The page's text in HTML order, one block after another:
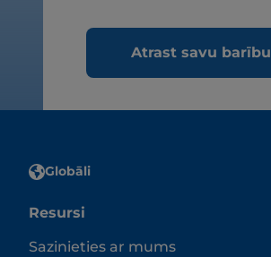
Atrast savu barību
Globāli
Resursi
Sazinieties ar mums